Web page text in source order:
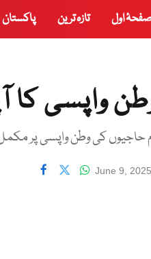
اول تازہ ترین پاکستان
واپسی
June 9,